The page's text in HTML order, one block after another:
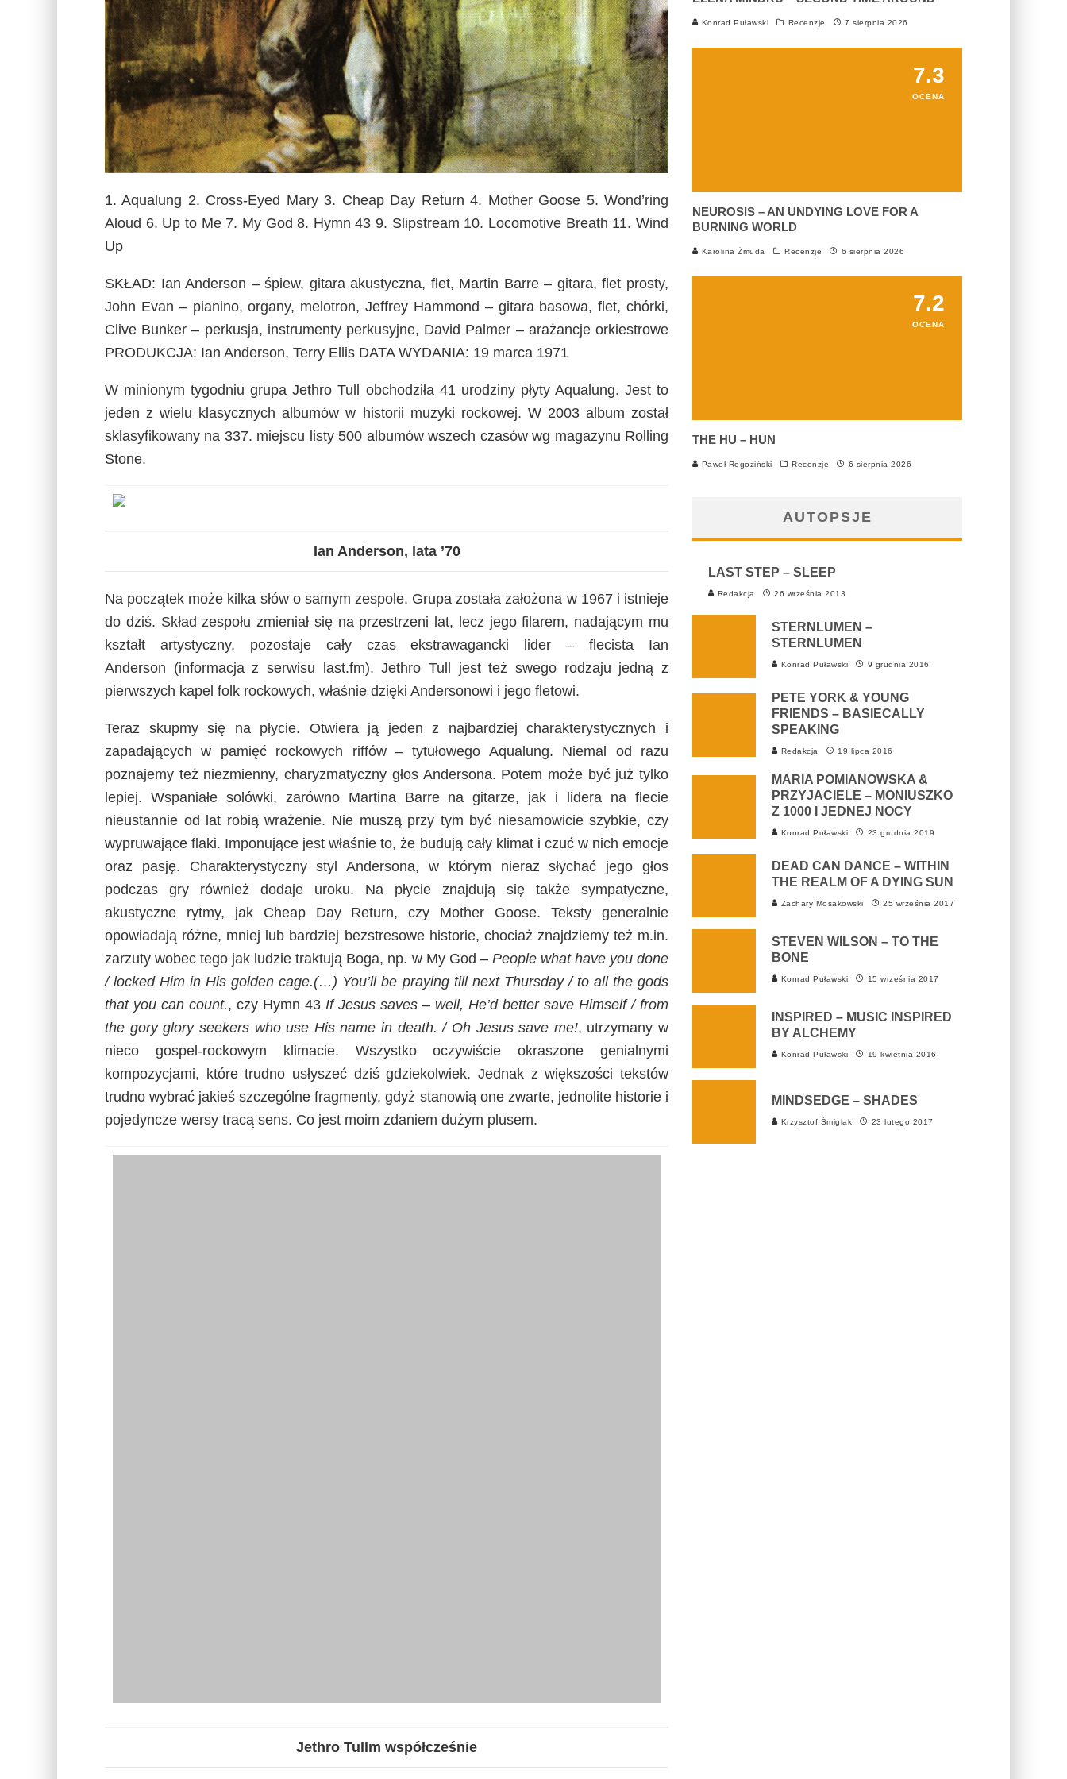
1. Aqualung 2. Cross-Eyed Mary 3. Cheap Day Return 4. Mother Goose 5. Wond’ring
Aloud 6. Up to Me 7. My God 8. Hymn 43 9. Slipstream 10. Locomotive Breath 11. Wind
Up
SKŁAD: Ian Anderson – śpiew, gitara akustyczna, flet, Martin Barre – gitara, flet prosty,
John Evan – pianino, organy, melotron, Jeffrey Hammond – gitara basowa, flet, chórki,
Clive Bunker – perkusja, instrumenty perkusyjne, David Palmer – arażancje orkiestrowe
PRODUKCJA: Ian Anderson, Terry Ellis DATA WYDANIA: 19 marca 1971
W minionym tygodniu grupa Jethro Tull obchodziła 41 urodziny płyty Aqualung. Jest to
jeden z wielu klasycznych albumów w historii muzyki rockowej. W 2003 album został
sklasyfikowany na 337. miejscu listy 500 albumów wszech czasów wg magazynu Rolling
Stone.
Ian Anderson, lata ’70
Na początek może kilka słów o samym zespole. Grupa została założona w 1967 i istnieje
do dziś. Skład zespołu zmieniał się na przestrzeni lat, lecz jego filarem, nadającym mu
kształt artystyczny, pozostaje cały czas ekstrawagancki lider – flecista Ian
Anderson (informacja z serwisu last.fm). Jethro Tull jest też swego rodzaju jedną z
pierwszych kapel folk rockowych, właśnie dzięki Andersonowi i jego fletowi.
Teraz skupmy się na płycie. Otwiera ją jeden z najbardziej charakterystycznych i
zapadających w pamięć rockowych riffów – tytułowego Aqualung. Niemal od razu
poznajemy też niezmienny, charyzmatyczny głos Andersona. Potem może być już tylko
lepiej. Wspaniałe solówki, zarówno Martina Barre na gitarze, jak i lidera na flecie
nieustannie od lat robią wrażenie. Nie muszą przy tym być niesamowicie szybkie, czy
wypruwające flaki. Imponujące jest właśnie to, że budują cały klimat i czuć w nich emocje
oraz pasję. Charakterystyczny styl Andersona, w którym nieraz słychać jego głos
podczas gry również dodaje uroku. Na płycie znajdują się także sympatyczne,
akustyczne rytmy, jak Cheap Day Return, czy Mother Goose. Teksty generalnie
opowiadają różne, mniej lub bardziej bezstresowe historie, chociaż znajdziemy też m.in.
zarzuty wobec tego jak ludzie traktują Boga, np. w My God – People what have you done
/ locked Him in His golden cage.(…) You’ll be praying till next Thursday / to all the gods
that you can count., czy Hymn 43 If Jesus saves – well, He’d better save Himself / from
the gory glory seekers who use His name in death. / Oh Jesus save me!, utrzymany w
nieco gospel-rockowym klimacie. Wszystko oczywiście okraszone genialnymi
kompozycjami, które trudno usłyszeć dziś gdziekolwiek. Jednak z większości tekstów
trudno wybrać jakieś szczególne fragmenty, gdyż stanowią one zwarte, jednolite historie i
pojedyncze wersy tracą sens. Co jest moim zdaniem dużym plusem.
Jethro Tullm współcześnie
Konrad Puławski Recenzje 7 sierpnia 2026
7.3
OCENA
NEUROSIS – AN UNDYING LOVE FOR A
BURNING WORLD
Karolina Żmuda Recenzje 6 sierpnia 2026
7.2
OCENA
THE HU – HUN
Paweł Rogoziński Recenzje 6 sierpnia 2026
AUTOPSJE
LAST STEP – SLEEP
Redakcja 26 września 2013
STERNLUMEN –
STERNLUMEN
Konrad Puławski 9 grudnia 2016
PETE YORK & YOUNG
FRIENDS – BASIECALLY
SPEAKING
Redakcja 19 lipca 2016
MARIA POMIANOWSKA &
PRZYJACIELE ‎– MONIUSZKO
Z 1000 I JEDNEJ NOCY
Konrad Puławski 23 grudnia 2019
DEAD CAN DANCE – WITHIN
THE REALM OF A DYING SUN
Zachary Mosakowski 25 września 2017
STEVEN WILSON – TO THE
BONE
Konrad Puławski 15 września 2017
INSPIRED – MUSIC INSPIRED
BY ALCHEMY
Konrad Puławski 19 kwietnia 2016
MINDSEDGE – SHADES
Krzysztof Śmiglak 23 lutego 2017